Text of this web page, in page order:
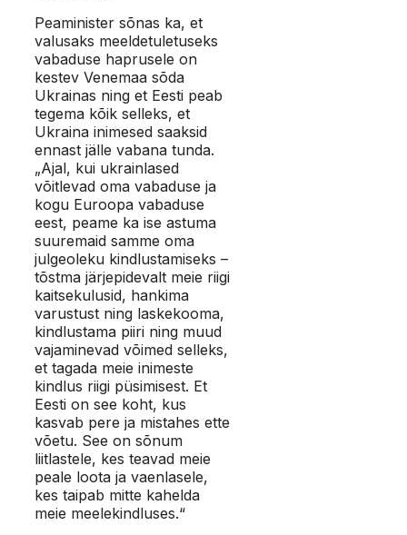
Peaminister sõnas ka, et
valusaks meeldetuletuseks
vabaduse haprusele on
kestev Venemaa sõda
Ukrainas ning et Eesti peab
tegema kõik selleks, et
Ukraina inimesed saaksid
ennast jälle vabana tunda.
„Ajal, kui ukrainlased
võitlevad oma vabaduse ja
kogu Euroopa vabaduse
eest, peame ka ise astuma
suuremaid samme oma
julgeoleku kindlustamiseks –
tõstma järjepidevalt meie riigi
kaitsekulusid, hankima
varustust ning laskekooma,
kindlustama piiri ning muud
vajaminevad võimed selleks,
et tagada meie inimeste
kindlus riigi püsimisest. Et
Eesti on see koht, kus
kasvab pere ja mistahes ette
võetu. See on sõnum
liitlastele, kes teavad meie
peale loota ja vaenlasele,
kes taipab mitte kahelda
meie meelekindluses.“